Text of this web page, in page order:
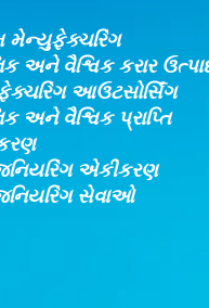
મેન્યુફેક્ચરિંગ
અને વૈશ્વિક કરાર
આઉટસોર્સિંગ
અને વૈશ્વિક પ્રાપ્તિ
એકીકરણ​
સેવાઓ